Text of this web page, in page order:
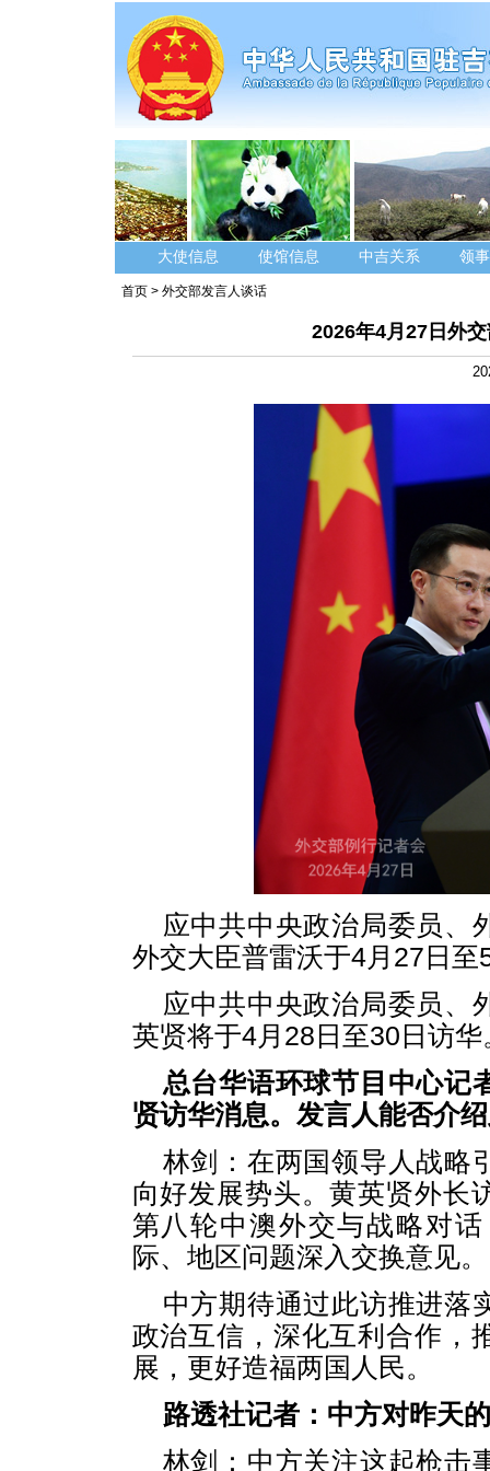
大使信息 使馆信息 中吉关系 领
首页 > 外交部发言人谈话
2026年4月27日外
应中共中央政治局委员、
外交大臣普雷沃于4月27日至
应中共中央政治局委员、
英贤将于4月28日至30日访华
总台华语环球节目中心记
贤访华消息。发言人能否介
林剑：在两国领导人战略
向好发展势头。黄英贤外长
第八轮中澳外交与战略对
际、地区问题深入交换意见。
中方期待通过此访推进落
政治互信，深化互利合作，
展，更好造福两国人民。
路透社记者：中方对昨天
林剑：中方关注这起枪击